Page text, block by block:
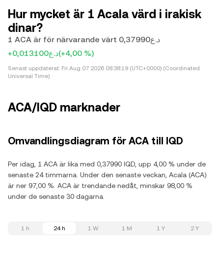
Hur mycket är 1 Acala värd i irakisk
dinar?
1 ACA är för närvarande värt د.ع0,37990
+د.ع0,013100(+4,00 %)
Senast uppdaterat: Fri Aug 07 2026 08:38:19 (UTC+0000) (Coordinated
Universal Time)
ACA/IQD marknader
Omvandlingsdiagram för ACA till IQD
Per idag, 1 ACA är lika med 0,37990 IQD, upp 4,00 % under de
senaste 24 timmarna. Under den senaste veckan, Acala (ACA)
är ner 97,00 %. ACA är trendande nedåt, minskar 98,00 %
under de senaste 30 dagarna.
1 h 24 h 1 W 1 M 1 Y 2 Y